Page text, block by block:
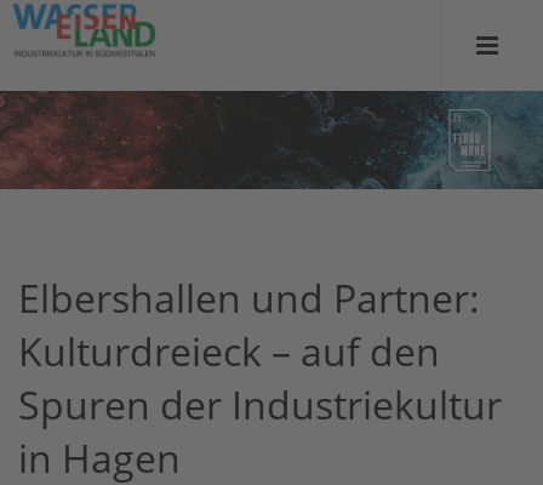
Elbershallen und Partner:
Kulturdreieck – auf den
Spuren der Industriekultur
in Hagen